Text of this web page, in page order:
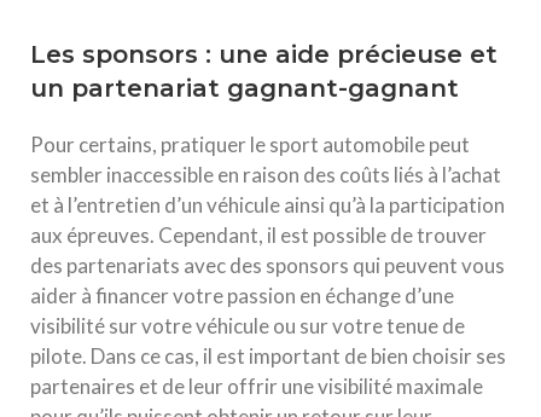
Les sponsors : une aide précieuse et
un partenariat gagnant-gagnant
Pour certains, pratiquer le sport automobile peut
sembler inaccessible en raison des coûts liés à l’achat
et à l’entretien d’un véhicule ainsi qu’à la participation
aux épreuves. Cependant, il est possible de trouver
des partenariats avec des sponsors qui peuvent vous
aider à financer votre passion en échange d’une
visibilité sur votre véhicule ou sur votre tenue de
pilote. Dans ce cas, il est important de bien choisir ses
partenaires et de leur offrir une visibilité maximale